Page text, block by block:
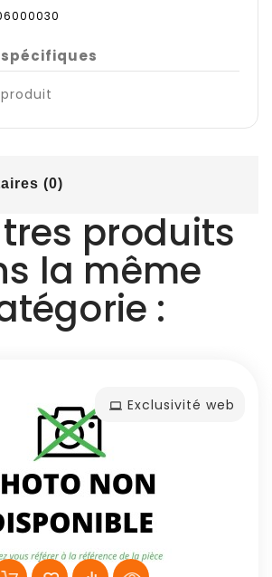
(0)
produits
la même
:
Exclusivité web